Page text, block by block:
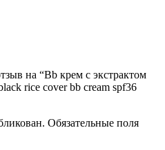
на “Bb крем с экстрактом
rice cover bb cream spf36
Обязательные поля